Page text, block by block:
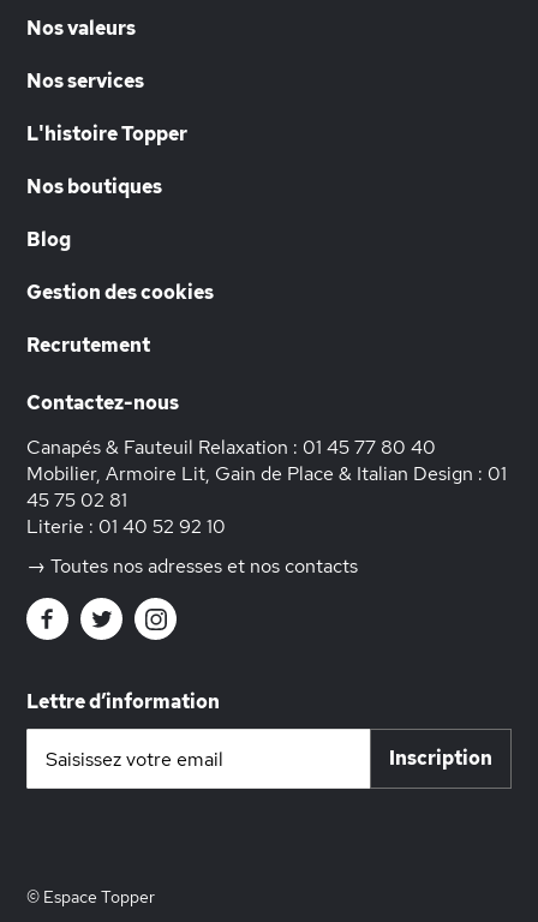
Nos valeurs
Nos services
L'histoire Topper
Nos boutiques
Blog
Gestion des cookies
Recrutement
Contactez-nous
Canapés & Fauteuil Relaxation : 01 45 77 80 40
Mobilier, Armoire Lit, Gain de Place & Italian Design : 01
45 75 02 81
Literie : 01 40 52 92 10
→ Toutes nos adresses et nos contacts
Lettre d’information
notre
Inscription
© Espace Topper